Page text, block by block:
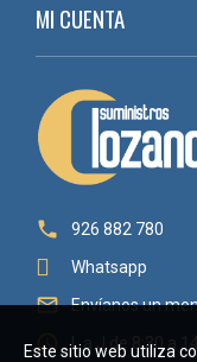
MI CUENTA

926 882 780
Whatsapp
 Envíanos un
 L a J de 8:30 a
Este sitio web utiliza